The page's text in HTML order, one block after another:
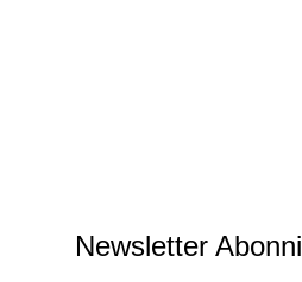
Newsletter